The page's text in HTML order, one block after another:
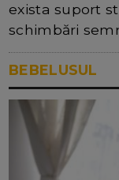
exista suport
schimbări
BEBELUSUL